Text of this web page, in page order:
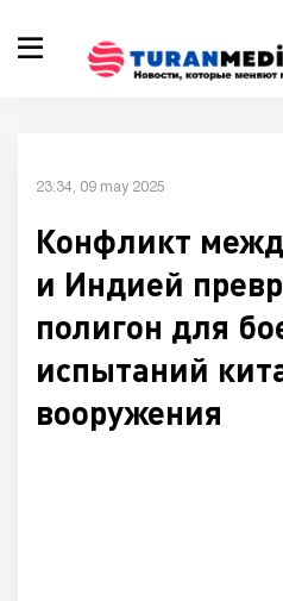
23:34, 09 may 2025
​​Конфликт
и Индией
полигон для
испытаний
вооружения